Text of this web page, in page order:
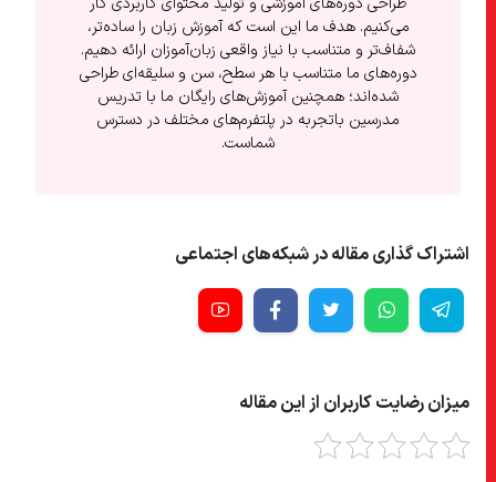
می‌کنیم. هدف ما این است که آموزش زبان را ساده‌تر،
شفاف‌تر و متناسب با نیاز واقعی زبان‌آموزان ارائه دهیم.
دوره‌های ما متناسب با هر سطح، سن و سلیقه‌ای طراحی
شده‌اند؛ همچنین آموزش‌های رایگان ما با تدریس
مدرسین باتجربه در پلتفرم‌های مختلف در دسترس
شماست.
اشتراک گذاری مقاله در شبکه‌های اجتماعی
میزان رضایت کاربران از این مقاله